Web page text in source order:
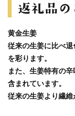
黄金生姜
従来の生姜に比べ
を彩ります。
また、生姜特有の
含まれています。
従来の生姜より繊維